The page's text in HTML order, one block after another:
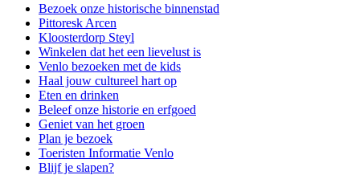
Bezoek onze historische binnenstad
Pittoresk Arcen
Kloosterdorp Steyl
Winkelen dat het een lievelust is
Venlo bezoeken met de kids
Haal jouw cultureel hart op
Eten en drinken
Beleef onze historie en erfgoed
Geniet van het groen
Plan je bezoek
Toeristen Informatie Venlo
Blijf je slapen?